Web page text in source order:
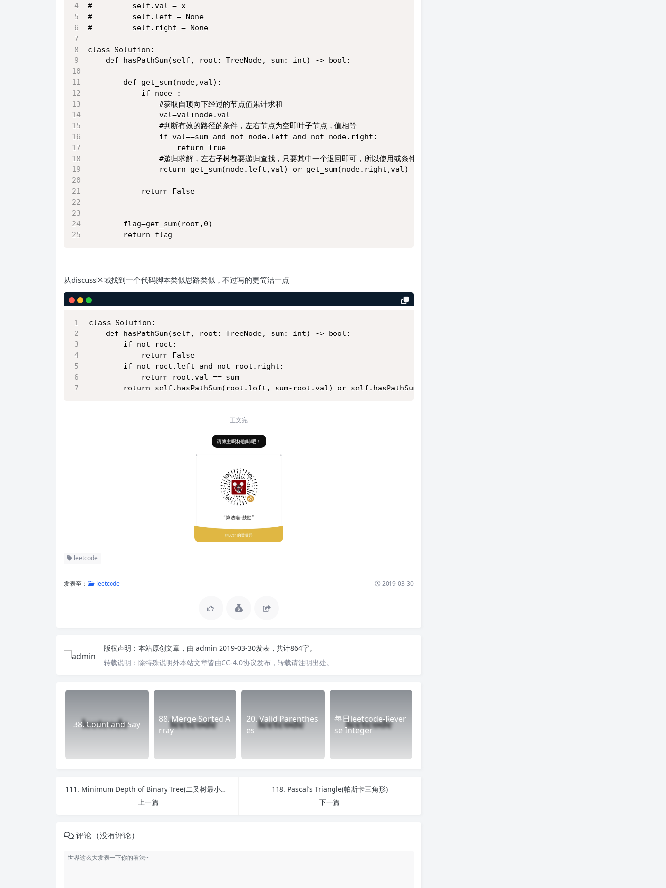
#         self.val = x
#         self.left = None
#         self.right = None
class Solution:
    def hasPathSum(self, root: TreeNode, sum: int) -> bool:
        def get_sum(node,val):
            if node :
                #获取自顶向下经过的节点值累计求和
                val=val+node.val
                #判断有效的路径的条件，左右节点为空即叶子节点，值相等
                if val==sum and not node.left and not node.right:
                    return True
                #递归求解，左右子树都要递归查找，只要其中一个返回即可，所以使用或条件
                return get_sum(node.left,val) or get_sum(node.right,val)
            return False
        flag=get_sum(root,0)
        return flag
从discuss区域找到一个代码脚本类似思路类似，不过写的更简洁一点
class Solution:
    def hasPathSum(self, root: TreeNode, sum: int) -> bool:
        if not root:
            return False
        if not root.left and not root.right:
            return root.val == sum
        return self.hasPathSum(root.left, sum-root.val) or self.hasPathSum(root.right, sum-root.val)
正文完
请博主喝杯咖啡吧！
leetcode
发表至： leetcode 2019-03-30
版权声明： 本站原创文章，由 admin 2019-03-30发表，共计864字。
转载说明： 除特殊说明外本站文章皆由CC-4.0协议发布，转载请注明出处。
38. Count and Say
88. Merge Sorted A
rray
20. Valid Parenthes
es
每日leetcode-Rever
se Integer
111. Minimum Depth of Binary Tree(二叉树最小深度)
上一篇
118. Pascal’s Triangle(帕斯卡三角形)
下一篇
评论（没有评论）